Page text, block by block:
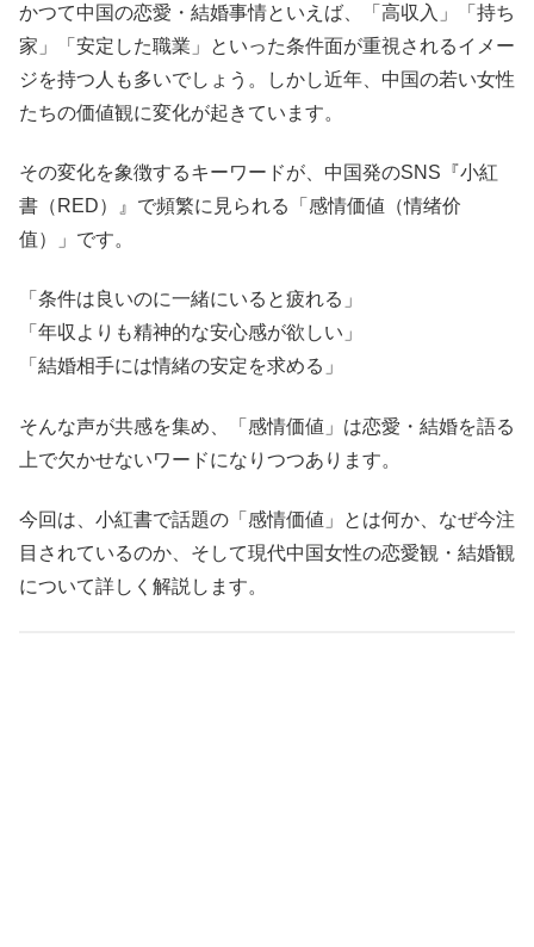
かつて中国の恋愛・結婚事情といえば、「高収入」「持ち
家」「安定した職業」といった条件面が重視されるイメー
ジを持つ人も多いでしょう。しかし近年、中国の若い女性
たちの価値観に変化が起きています。
その変化を象徴するキーワードが、中国発のSNS『小紅
書（RED）』で頻繁に見られる「感情価値（情绪价
值）」です。
「条件は良いのに一緒にいると疲れる」
「年収よりも精神的な安心感が欲しい」
「結婚相手には情緒の安定を求める」
そんな声が共感を集め、「感情価値」は恋愛・結婚を語る
上で欠かせないワードになりつつあります。
今回は、小紅書で話題の「感情価値」とは何か、なぜ今注
目されているのか、そして現代中国女性の恋愛観・結婚観
について詳しく解説します。